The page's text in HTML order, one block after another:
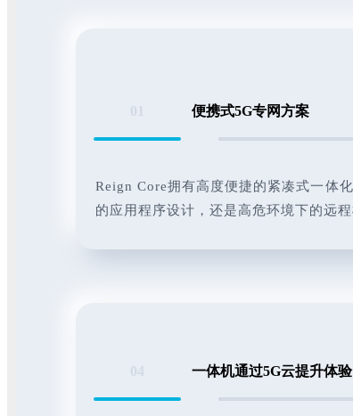
便携式5G专网方案
Reign Core拥有高度便捷的紧凑式一体
的应用程序设计，还是高危环境下的远
一体机通过5G云提升体验